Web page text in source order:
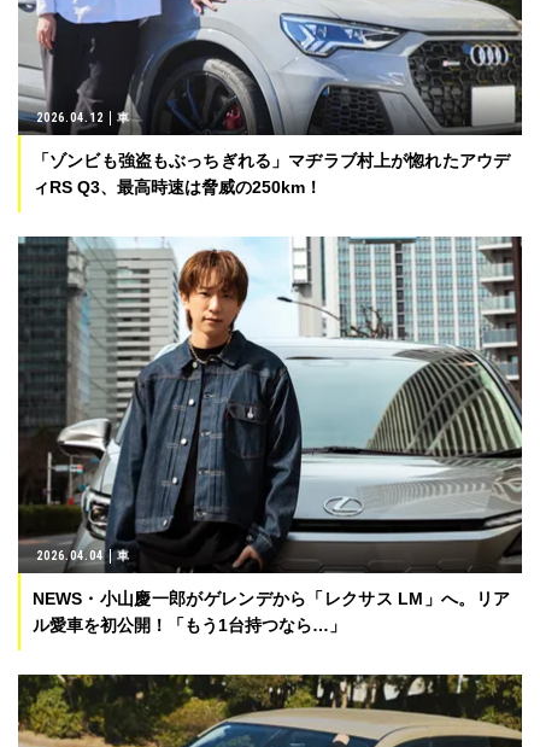
2026.04.12 車
「ゾンビも強盗もぶっちぎれる」マヂラブ村上が惚れたアウデ
ィRS Q3、最高時速は脅威の250km！
2026.04.04 車
NEWS・小山慶一郎がゲレンデから「レクサス LM」へ。リア
ル愛車を初公開！「もう1台持つなら…」